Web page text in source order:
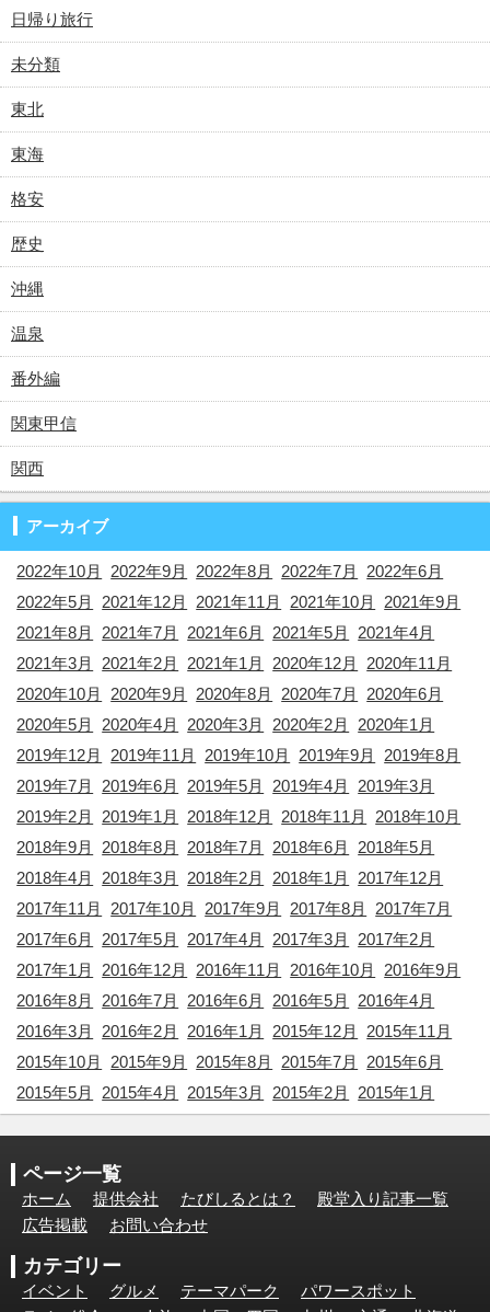
日帰り旅行
未分類
東北
東海
格安
歴史
沖縄
温泉
番外編
関東甲信
関西
アーカイブ
2022年10月 2022年9月 2022年8月 2022年7月
2022年6月
2022年5月
2021年12月 2021年11月 2021年10月
2021年9月
2021年8月
2021年7月 2021年6月 2021年5月
2021年4月
2021年3月
2021年2月 2021年1月 2020年12月
2020年11月
2020年10月
2020年9月 2020年8月 2020年7月
2020年6月
2020年5月
2020年4月 2020年3月 2020年2月
2020年1月
2019年12月
2019年11月 2019年10月 2019年9月
2019年8月
2019年7月
2019年6月 2019年5月 2019年4月
2019年3月
2019年2月
2019年1月 2018年12月 2018年11月
2018年10月
2018年9月
2018年8月 2018年7月 2018年6月
2018年5月
2018年4月
2018年3月 2018年2月 2018年1月
2017年12月
2017年11月
2017年10月 2017年9月 2017年8月
2017年7月
2017年6月
2017年5月 2017年4月 2017年3月
2017年2月
2017年1月
2016年12月 2016年11月 2016年10月
2016年9月
2016年8月
2016年7月 2016年6月 2016年5月
2016年4月
2016年3月
2016年2月 2016年1月 2015年12月
2015年11月
2015年10月
2015年9月 2015年8月 2015年7月
2015年6月
2015年5月
2015年4月 2015年3月 2015年2月 2015年1月
ページ一覧
ホーム 提供会社 たびしるとは？
殿堂入り記事一覧
広告掲載
お問い合わせ
カテゴリー
イベント グルメ テーマパーク
パワースポット